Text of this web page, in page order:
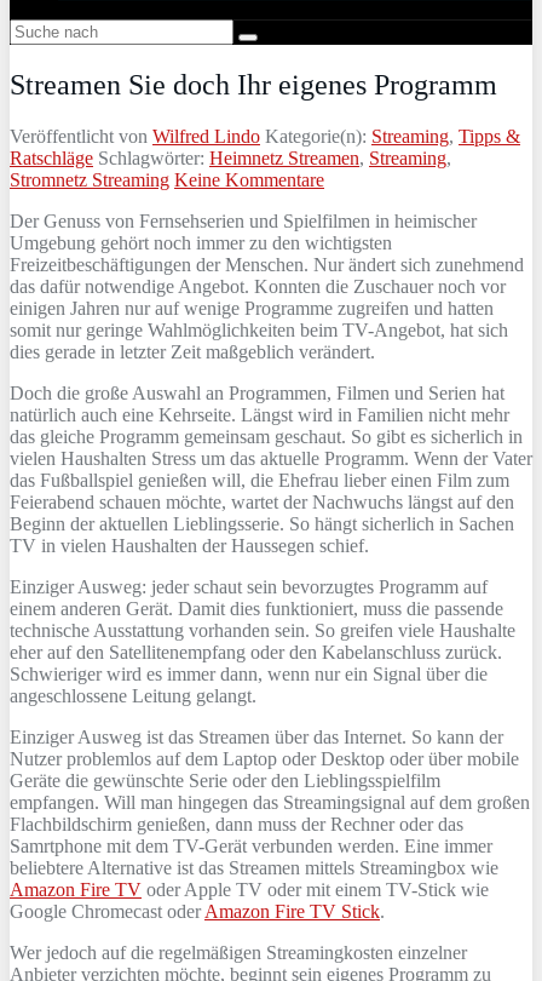
Streamen Sie doch Ihr eigenes Programm
Veröffentlicht von Wilfred Lindo Kategorie(n): Streaming, Tipps &
Ratschläge Schlagwörter: Heimnetz Streamen, Streaming,
Stromnetz Streaming Keine Kommentare
Der Genuss von Fernsehserien und Spielfilmen in heimischer
Umgebung gehört noch immer zu den wichtigsten
Freizeitbeschäftigungen der Menschen. Nur ändert sich zunehmend
das dafür notwendige Angebot. Konnten die Zuschauer noch vor
einigen Jahren nur auf wenige Programme zugreifen und hatten
somit nur geringe Wahlmöglichkeiten beim TV-Angebot, hat sich
dies gerade in letzter Zeit maßgeblich verändert.
Doch die große Auswahl an Programmen, Filmen und Serien hat
natürlich auch eine Kehrseite. Längst wird in Familien nicht mehr
das gleiche Programm gemeinsam geschaut. So gibt es sicherlich in
vielen Haushalten Stress um das aktuelle Programm. Wenn der Vater
das Fußballspiel genießen will, die Ehefrau lieber einen Film zum
Feierabend schauen möchte, wartet der Nachwuchs längst auf den
Beginn der aktuellen Lieblingsserie. So hängt sicherlich in Sachen
TV in vielen Haushalten der Haussegen schief.
Einziger Ausweg: jeder schaut sein bevorzugtes Programm auf
einem anderen Gerät. Damit dies funktioniert, muss die passende
technische Ausstattung vorhanden sein. So greifen viele Haushalte
eher auf den Satellitenempfang oder den Kabelanschluss zurück.
Schwieriger wird es immer dann, wenn nur ein Signal über die
angeschlossene Leitung gelangt.
Einziger Ausweg ist das Streamen über das Internet. So kann der
Nutzer problemlos auf dem Laptop oder Desktop oder über mobile
Geräte die gewünschte Serie oder den Lieblingsspielfilm
empfangen. Will man hingegen das Streamingsignal auf dem großen
Flachbildschirm genießen, dann muss der Rechner oder das
Samrtphone mit dem TV-Gerät verbunden werden. Eine immer
beliebtere Alternative ist das Streamen mittels Streamingbox wie
Amazon Fire TV oder Apple TV oder mit einem TV-Stick wie
Google Chromecast oderAmazon Fire TV Stick.
Wer jedoch auf die regelmäßigen Streamingkosten einzelner
Anbieter verzichten möchte, beginnt sein eigenes Programm zu